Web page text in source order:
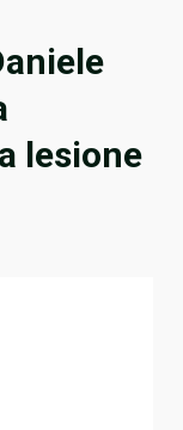
lesione